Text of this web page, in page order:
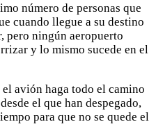
número de personas que
cuando llegue a su destino
pero ningún aeropuerto
y lo mismo sucede en el
avión haga todo el camino
el que han despegado,
para que no se quede el